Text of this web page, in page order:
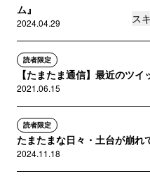
ム』
2024.04.29
読者限定
【たまたま通信】最近のツ
2021.06.15
読者限定
たまたまな日々・土台が崩れ
2024.11.18
ス